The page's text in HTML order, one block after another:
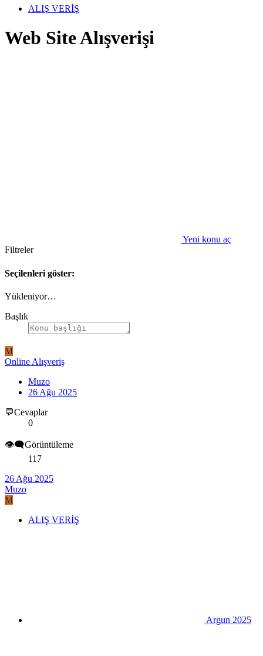
ALIŞ VERİŞ
Web Site Alışverişi
Yeni konu aç
Filtreler
Seçilenleri göster:
Yükleniyor…
Başlık
M
Online Alışveriş
Muzo
26 Ağu 2025
💬Cevaplar
0
👁️‍🗨️Görüntüleme
117
26 Ağu 2025
Muzo
M
ALIŞ VERİŞ
Argun 2025